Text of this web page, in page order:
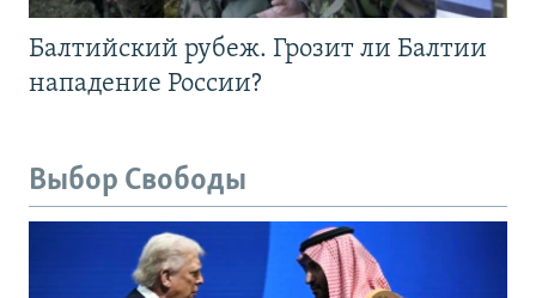
Балтийский рубеж. Грозит ли Балтии
нападение России?
Выбор Свободы